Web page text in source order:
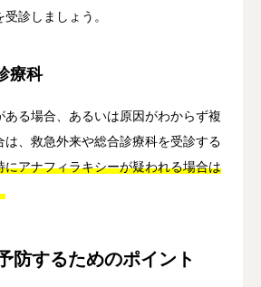
診しましょう。
療科
ある場合、あるいは原因がわからず複
は、救急外来や総合診療科を受診する
にアナフィラキシーが疑われる場合は
防するためのポイント